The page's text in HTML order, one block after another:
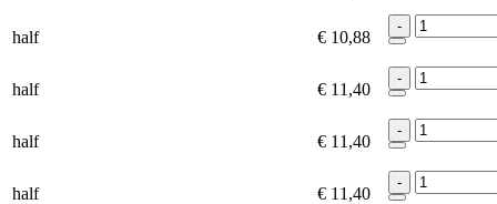
half € 10,88
-
half € 11,40
-
half € 11,40
-
half € 11,40
-